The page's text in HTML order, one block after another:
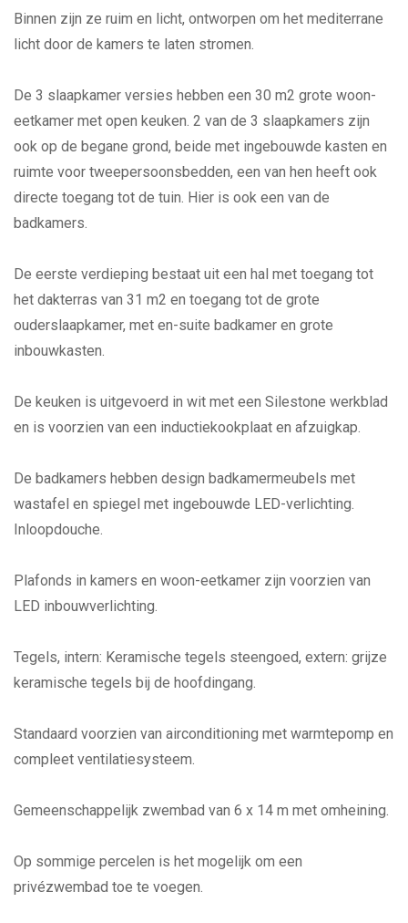
Binnen zijn ze ruim en licht, ontworpen om het mediterrane
licht door de kamers te laten stromen.
De 3 slaapkamer versies hebben een 30 m2 grote woon-
eetkamer met open keuken. 2 van de 3 slaapkamers zijn
ook op de begane grond, beide met ingebouwde kasten en
ruimte voor tweepersoonsbedden, een van hen heeft ook
directe toegang tot de tuin. Hier is ook een van de
badkamers.
De eerste verdieping bestaat uit een hal met toegang tot
het dakterras van 31 m2 en toegang tot de grote
ouderslaapkamer, met en-suite badkamer en grote
inbouwkasten.
De keuken is uitgevoerd in wit met een Silestone werkblad
en is voorzien van een inductiekookplaat en afzuigkap.
De badkamers hebben design badkamermeubels met
wastafel en spiegel met ingebouwde LED-verlichting.
Inloopdouche.
Plafonds in kamers en woon-eetkamer zijn voorzien van
LED inbouwverlichting.
Tegels, intern: Keramische tegels steengoed, extern: grijze
keramische tegels bij de hoofdingang.
Standaard voorzien van airconditioning met warmtepomp en
compleet ventilatiesysteem.
Gemeenschappelijk zwembad van 6 x 14 m met omheining.
Op sommige percelen is het mogelijk om een
privézwembad toe te voegen.